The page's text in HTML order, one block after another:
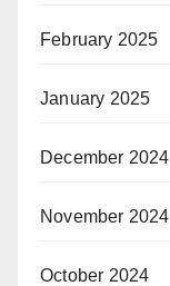
February 2025
January 2025
December 2024
November 2024
October 2024